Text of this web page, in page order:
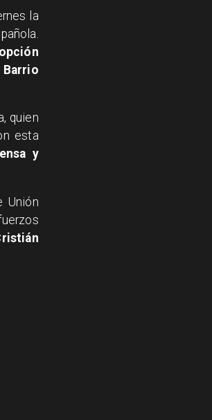
la
quien
esta
y
Unión